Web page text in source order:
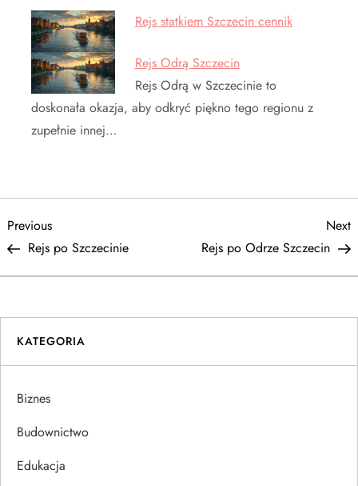
Rejs statkiem Szczecin cennik
Rejs Odrą Szczecin
Rejs Odrą w Szczecinie to
doskonała okazja, aby odkryć piękno tego regionu z
zupełnie innej…
N
a
w
g
a
c
Previous
Post
Previous
Rejs po Szczecinie
Next
Rejs po Odrze Szczecin
KATEGORIA
Biznes
Budownictwo
Edukacja